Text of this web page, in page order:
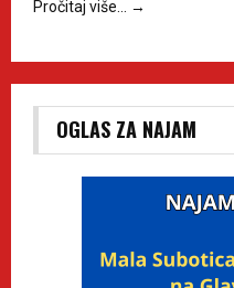
Pročitaj više…
→
OGLAS ZA NAJAM